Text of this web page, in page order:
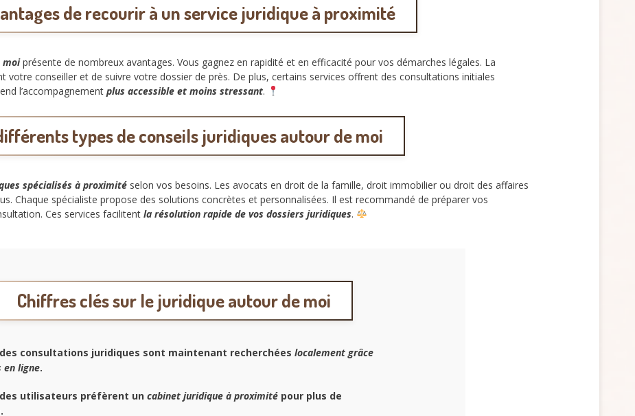
de recourir à un service juridique à proximité
moiprésente de nombreux avantages. Vous gagnez en rapidité et en efficacité pour vos démarches légales. La
conseiller et de suivre votre dossier de près. De plus, certains services offrent des consultations initiales
l’accompagnement plus accessible et moins stressant.
types de conseils juridiques autour de moi
spécialisés à proximité selon vos besoins. Les avocats en droit de la famille, droit immobilier ou droit des affaires
Chaque spécialiste propose des solutions concrètes et personnalisées. Il est recommandé de préparer vos
Ces services facilitent la résolution rapide de vos dossiers juridiques.
Chiffres clés sur le juridique autour de moi
des consultations juridiques sont maintenant recherchées localement grâce
en ligne.
des utilisateurs préfèrent un cabinet juridique à proximitépour plus de